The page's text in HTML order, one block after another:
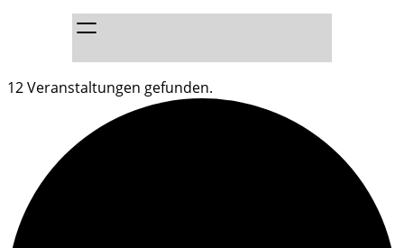
12 Veranstaltungen gefunden.